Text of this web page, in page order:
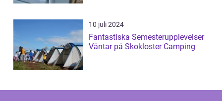
10 juli 2024
Fantastiska Semesterupplevelser
Väntar på Skokloster Camping